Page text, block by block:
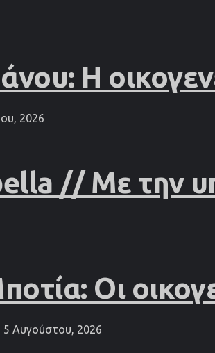
Η
2026
// Με την
Οι
5 Αυγούστου, 2026